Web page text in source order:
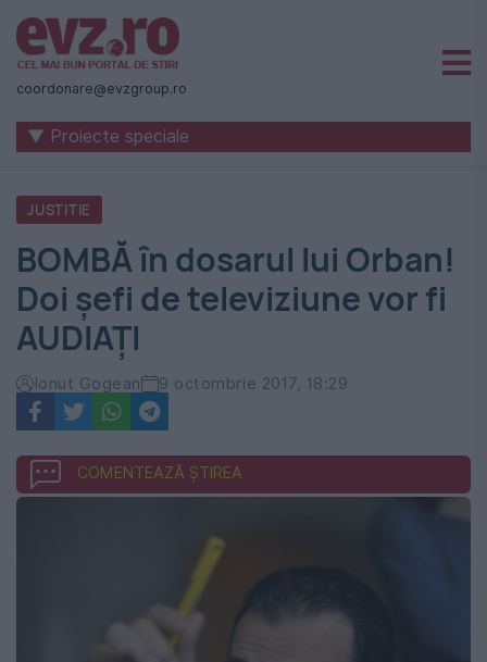
Știri
naționale
internaționale
România
-
Evenimentul
Zilei
coordonare@evzgroup.ro
▼ Proiecte speciale
JUSTITIE
BOMBĂ în dosarul lui Orban!
Doi șefi de televiziune vor fi
AUDIAȚI
Ionut Gogean 9 octombrie 2017, 18:29
COMENTEAZĂ ȘTIREA